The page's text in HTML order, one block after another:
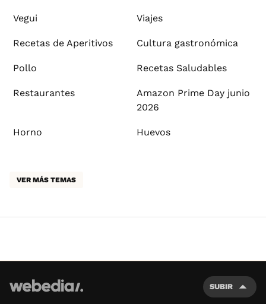
Vegui Viajes
Recetas de Aperitivos Cultura gastronómica
Pollo Recetas Saludables
Restaurantes
Amazon Prime Day junio
2026
Horno Huevos
VER MÁS TEMAS
SUBIR